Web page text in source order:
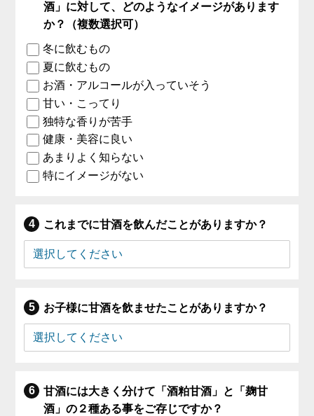
酒」に対して、どのようなイメージがあります
か？（複数選択可）
冬に飲むもの
夏に飲むもの
お酒・アルコールが入っていそう
甘い・こってり
独特な香りが苦手
健康・美容に良い
あまりよく知らない
特にイメージがない
これまでに甘酒を飲んだことがありますか？
お子様に甘酒を飲ませたことがありますか？
甘酒には大きく分けて「酒粕甘酒」と「麹甘
酒」の２種ある事をご存じですか？